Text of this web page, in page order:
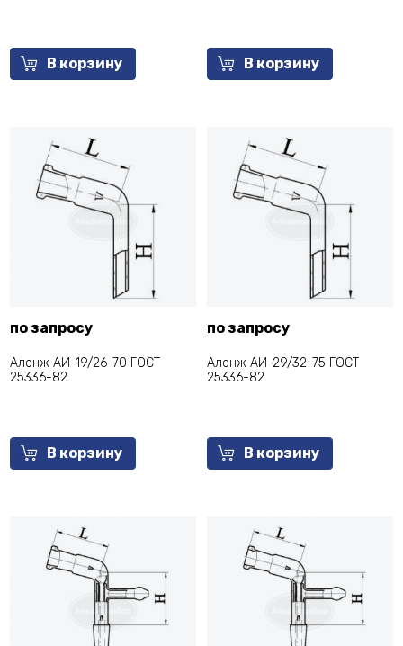
В корзину В корзину
по запросу
Алонж АИ-19/26-70 ГОСТ
25336-82
В корзину
по запросу
Алонж АИ-29/32-75 ГОСТ
25336-82
В корзину